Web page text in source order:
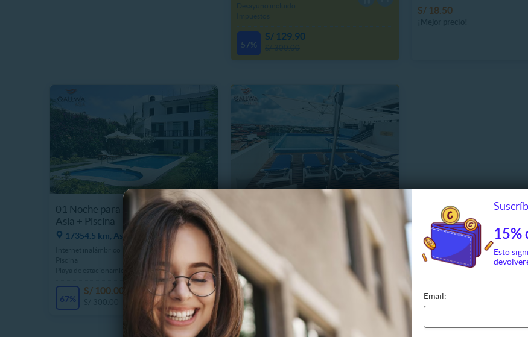
15%
Esto
Email:
57%
S/ 129.90
S/ 18.50
01 Noche para 2 en Hotel Qallwa
Asia + Piscina
17354.5 km, Asia
67%
1 Vendidos
S/ 100.00
Pucallpa + Piscina
16960.6 km, Pucallpa
Alojamiento
Alojamiento incluido
Aire acondicionado
32%
S/ 135.00